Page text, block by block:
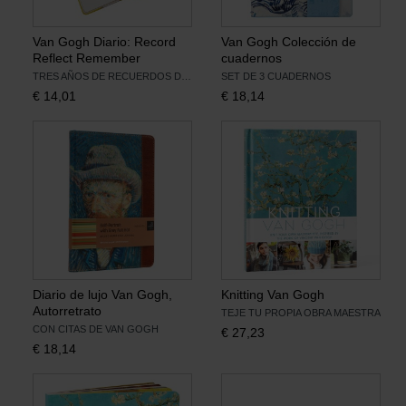
Van Gogh Diario: Record
Reflect Remember
€ 14,01
Van Gogh Colección de
cuadernos
SET DE 3 CUADERNOS
€ 18,14
Diario de lujo Van Gogh,
Autorretrato
CON CITAS DE VAN GOGH
€ 18,14
Knitting Van Gogh
TEJE TU PROPIA OBRA MAESTRA
€ 27,23